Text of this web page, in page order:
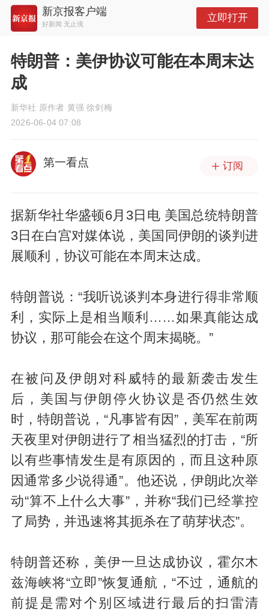
新京报客户端
好新闻 无止境
立即打开
特朗普：美伊协议可能在本周末达
成
新华社 原作者 黄强 徐剑梅
2026-06-04 07:08
第一看点 订阅
据新华社华盛顿6月3日电 美国总统特朗普
3日在白宫对媒体说，美国同伊朗的谈判进
展顺利，协议可能在本周末达成。
特朗普说：“我听说谈判本身进行得非常顺
利，实际上是相当顺利……如果真能达成
协议，那可能会在这个周末揭晓。”
在被问及伊朗对科威特的最新袭击发生
后，美国与伊朗停火协议是否仍然生效
时，特朗普说，“凡事皆有因”，美军在前两
天夜里对伊朗进行了相当猛烈的打击，“所
以有些事情发生是有原因的，而且这种原
因通常多少说得通”。他还说，伊朗此次举
动“算不上什么大事”，并称“我们已经掌控
了局势，并迅速将其扼杀在了萌芽状态”。
特朗普还称，美伊一旦达成协议，霍尔木
兹海峡将“立即”恢复通航，“不过，通航的
前提是需对个别区域进行最后的扫雷清